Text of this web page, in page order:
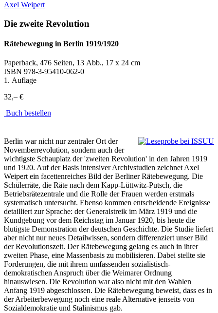
Axel Weipert
Die zweite Revolution
Rätebewegung in Berlin 1919/1920
Paperback, 476 Seiten, 13 Abb., 17 x 24 cm
ISBN 978-3-95410-062-0
1. Auflage
32,– €
Buch bestellen
Berlin war nicht nur zentraler Ort der
Novemberrevolution, sondern auch der
wichtigste Schauplatz der 'zweiten Revolution' in den Jahren 1919
und 1920. Auf der Basis intensiver Archivstudien zeichnet Axel
Weipert ein facettenreiches Bild der Berliner Rätebewegung. Die
Schülerräte, die Räte nach dem Kapp-Lüttwitz-Putsch, die
Betriebsrätezentrale und die Rolle der Frauen werden erstmals
systematisch untersucht. Ebenso kommen entscheidende Ereignisse
detailliert zur Sprache: der Generalstreik im März 1919 und die
Kundgebung vor dem Reichstag im Januar 1920, bis heute die
blutigste Demonstration der deutschen Geschichte. Die Studie liefert
aber nicht nur neues Detailwissen, sondern differenziert unser Bild
der Revolutionszeit. Der Rätebewegung gelang es auch in ihrer
zweiten Phase, eine Massenbasis zu mobilisieren. Dabei stellte sie
Forderungen, die mit ihrem umfassenden sozialistisch-
demokratischen Anspruch über die Weimarer Ordnung
hinauswiesen. Die Revolution war also nicht mit den Wahlen
Anfang 1919 abgeschlossen. Die Rätebewegung beweist, dass es in
der Arbeiterbewegung noch eine reale Alternative jenseits von
Sozialdemokratie und Stalinismus gab.